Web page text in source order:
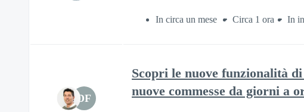
In circa un mese Circa 1 ora In
DF
Scopri le nuove funzionalità
nuove commesse da giorni a